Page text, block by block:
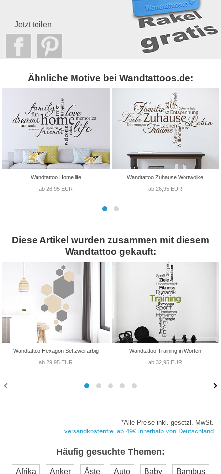
Jetzt teilen
Ähnliche Motive bei Wandtattoos.de:
Wandtattoo Home life
ab 26,95 EUR
Wandtattoo Zuhause Wortwolke
ab 26,95 EUR
Diese Artikel wurden zusammen mit diesem
Wandtattoo gekauft:
Wandtattoo Hexagon Set zweifarbig
ab 29,95 EUR
Wandtattoo Training in Worten
ab 32,95 EUR
*Alle Preise inkl. gesetzl. MwSt.
versandkostenfrei ab 49€ innerhalb von Deutschland
Häufig gesuchte Themen:
Afrika Anker Äste Auto Baby Bambus